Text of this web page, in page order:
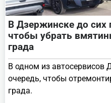
В Дзержинске до сих
чтобы убрать
града
В одном из автосервисов
очередь, чтобы
града.